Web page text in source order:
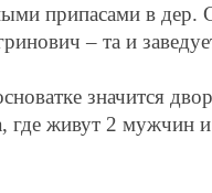
припасами в
– та и
значится
где живут 2 мужчин